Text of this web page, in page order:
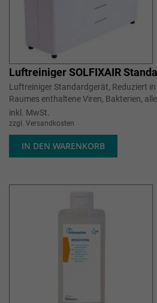
Luftreiniger SOLFIXAIR
Luftreiniger Standardgerät, Reduziert
Raumes enthaltene Viren, Bakterien,
um bis zu...
inkl. MwSt.
zzgl. Versandkosten
IN DEN WARENKORB